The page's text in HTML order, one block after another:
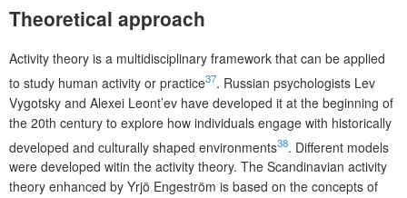
Theoretical approach
Activity theory is a multidisciplinary framework that can be app­lied
to study human activity or practice37. Russian psychologists Lev
Vygotsky and Alexei Leont’ev have developed it at the beginning of
the 20th century to explore how individuals engage with historically
developed and culturally shaped environments38. Different models
were developed witin the activity theory. The Scandinavian activity
theory enhanced by Yrjö Engeström is based on the concepts of